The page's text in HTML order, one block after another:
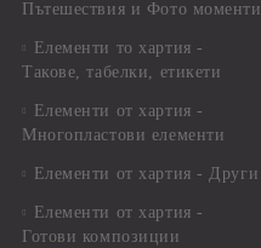
Пътешествия и Фото моменти
Елементи то хартия -
Такове, табелки, етикети
Елементи от хартия -
Многопластови елементи
Елементи от хартия - Други
Елементи от хартия -
Готови композиции